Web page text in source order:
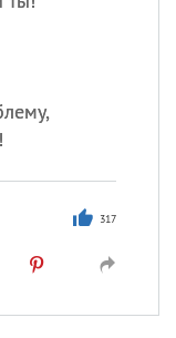
317